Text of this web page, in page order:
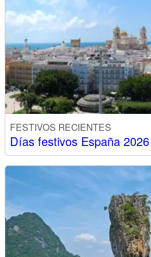
FESTIVOS RECIENTES
Días festivos España 2026